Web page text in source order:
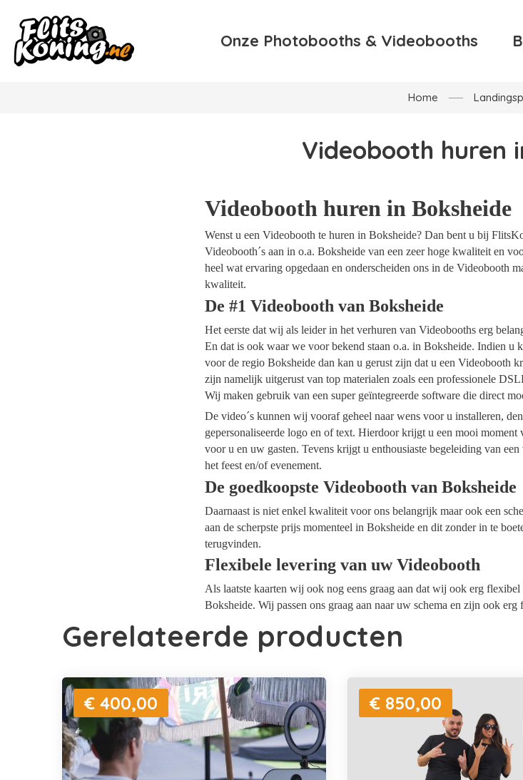
Onze Photobooths & Videobooths
Home
Videobooth huren
Videobooth huren in Boksheide
Wenst u een Videobooth te huren in Boksheide? Dan bent u bij
Videobooth´s aan in o.a. Boksheide van een zeer hoge kwaliteit en
heel wat ervaring opgedaan en onderscheiden ons in de Videobooth
kwaliteit.
De #1 Videobooth van Boksheide
Het eerste dat wij als leider in het verhuren van Videobooths erg
En dat is ook waar we voor bekend staan o.a. in Boksheide. Indien
voor de regio Boksheide dan kan u gerust zijn dat u een Videobooth
zijn namelijk uitgerust van top materialen zoals een professionele
Wij maken gebruik van een super geïntegreerde software die direct
De video´s kunnen wij vooraf geheel naar wens voor u installeren,
gepersonaliseerde logo en of text. Hierdoor krijgt u een mooi
voor u en uw gasten. Tevens krijgt u enthousiaste begeleiding van
het feest en/of evenement.
De goedkoopste Videobooth van Boksheide
Daarnaast is niet enkel kwaliteit voor ons belangrijk maar ook een
aan de scherpste prijs momenteel in Boksheide en dit zonder in te
terugvinden.
Flexibele levering van uw Videobooth
Als laatste kaarten wij ook nog eens graag aan dat wij ook erg
Boksheide. Wij passen ons graag aan naar uw schema en zijn ook
Gerelateerde producten
€ 400,00 € 850,00